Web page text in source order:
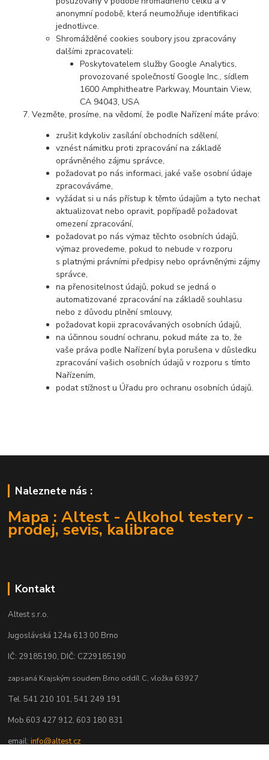
anonymní podobě, která neumožňuje identifikaci
jednotlivce.
Shromážděné cookies soubory jsou zpracovány
dalšími zpracovateli:
Poskytovatelem služby Google Analytics,
provozované společností Google Inc., sídlem
1600 Amphitheatre Parkway, Mountain View,
CA 94043, USA
Vezměte, prosíme, na vědomí, že podle Nařízení máte právo:
zrušit kdykoliv zasílání obchodních sdělení,
vznést námitku proti zpracování na základě
oprávněného zájmu správce,
požadovat po nás informaci, jaké vaše osobní údaje
zpracováváme,
vyžádat si u nás přístup k těmto údajům a tyto nechat
aktualizovat nebo opravit, popřípadě požadovat
omezení zpracování,
požadovat po nás výmaz těchto osobních údajů,
výmaz provedeme, pokud to nebude v rozporu
s platnými právními předpisy nebo oprávněnými zájmy
správce,
na přenositelnost údajů, pokud se jedná o
automatizované zpracování na základě souhlasu
nebo z důvodu plnění smlouvy,
požadovat kopii zpracovávaných osobních údajů,
na účinnou soudní ochranu, pokud máte za to, že
vaše práva podle Nařízení byla porušena v důsledku
zpracování vašich osobních údajů v rozporu s tímto
Nařízením,
podat stížnost u Úřadu pro ochranu osobních údajů.
Naleznete nás :
Mapa : Altest - Alkohol testery -
prodej, sevis, kalibrace
Kontakt
Altest s.r.o.
Jugoslávská 124a 613 00 Brno
IČ: 29185190, DIČ: CZ29185190
zapsaná Krajským soudem Brno oddíl C, vložka 63927
Tel. 541 210 101, 541 249 191
Mob.603 427 912, 603 180 831
email:info@altest.cz